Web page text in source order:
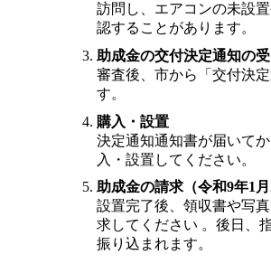
訪問し、エアコンの未設
認することがあります。
助成金の交付決定通知の
審査後、市から「交付決
す。
購入・設置
決定通知通知書が届いて
入・設置してください。
助成金の請求（令和9年1月
設置完了後、領収書や写
求してください 。後日、
振り込まれます。